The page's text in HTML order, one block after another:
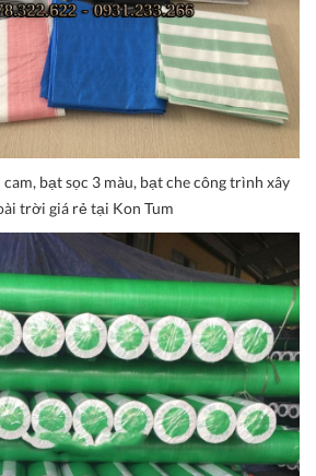
bạt sọc 3 màu, bạt che công trình xây
trời giá rẻ tại Kon Tum